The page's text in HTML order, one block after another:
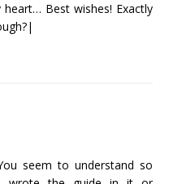
Best wishes! Exactly
seem to understand so